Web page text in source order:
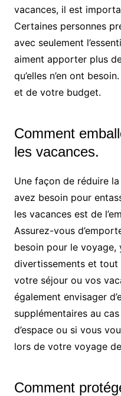
vacances, il est
Certaines personnes
avec seulement
aiment apporter plus
qu’elles n’en ont
et de votre budget.
Comment
les vacances.
Une façon de réduire
avez besoin pour
les vacances est de
Assurez-vous
besoin pour le
divertissements et tout
votre séjour ou vos
également envisager
supplémentaires au
d’espace ou si vous
lors de votre voyage
Comment